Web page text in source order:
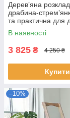
Деревʼяна
драбина-
та практична для
Побутова
поручнем
В наявності
3 825 ₴ 4 250 ₴
Купити
–10%